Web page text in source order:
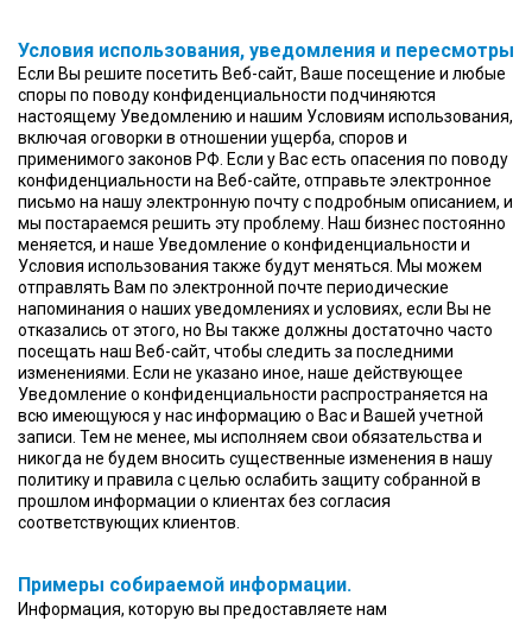
Условия использования, уведомления и пересмотры
Если Вы решите посетить Веб-сайт, Ваше посещение и любые
споры по поводу конфиденциальности подчиняются
настоящему Уведомлению и нашим Условиям использования,
включая оговорки в отношении ущерба, споров и
применимого законов РФ. Если у Вас есть опасения по поводу
конфиденциальности на Веб-сайте, отправьте электронное
письмо на нашу электронную почту c подробным описанием, и
мы постараемся решить эту проблему. Наш бизнес постоянно
меняется, и наше Уведомление о конфиденциальности и
Условия использования также будут меняться. Мы можем
отправлять Вам по электронной почте периодические
напоминания о наших уведомлениях и условиях, если Вы не
отказались от этого, но Вы также должны достаточно часто
посещать наш Веб-сайт, чтобы следить за последними
изменениями. Если не указано иное, наше действующее
Уведомление о конфиденциальности распространяется на
всю имеющуюся у нас информацию о Вас и Вашей учетной
записи. Тем не менее, мы исполняем свои обязательства и
никогда не будем вносить существенные изменения в нашу
политику и правила с целью ослабить защиту собранной в
прошлом информации о клиентах без согласия
соответствующих клиентов.
Примеры собираемой информации.
Информация, которую вы предоставляете нам